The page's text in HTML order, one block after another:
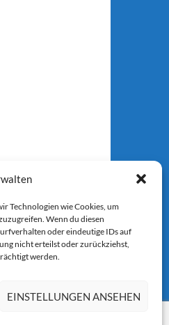
Technologien wie Cookies, um
Wenn du diesen
oder eindeutige IDs auf
nicht erteilst oder zurückziehst,
werden.
EINSTELLUNGEN ANSEHEN